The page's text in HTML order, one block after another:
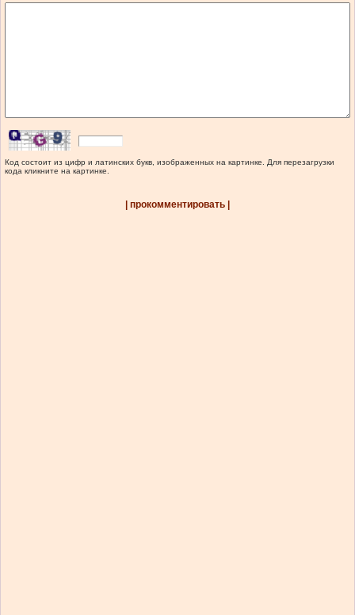
Код состоит из цифр и латинских букв, изображенных на картинке. Для перезагрузки
кода кликните на картинке.
| прокомментировать |